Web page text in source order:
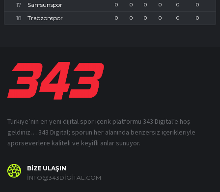
Samsunspor 0 0 0 0 0 0
Trabzonspor 0 0 0 0 0 0
Türkiye’nin en yeni dijital spor içerik platformu 343 Digital’e hoş
geldiniz… 343 Digital; sporun her alanında benzersiz içerikleriyle
sporseverlere kaliteli ve keyifli anlar sunuyor.
BİZE ULAŞIN
INFO@343DIGITAL.COM